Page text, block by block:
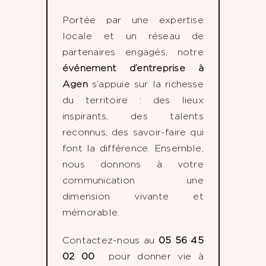
Portée par une expertise
locale et un réseau de
partenaires engagés, notre
événement d’entreprise à
Agens’appuie sur la richesse
du territoire : des lieux
inspirants, des talents
reconnus, des savoir-faire qui
font la différence. Ensemble,
nous donnons à votre
communication une
dimension vivante et
mémorable.
Contactez-nous au 05 56 45
02 00 pour donner vie à